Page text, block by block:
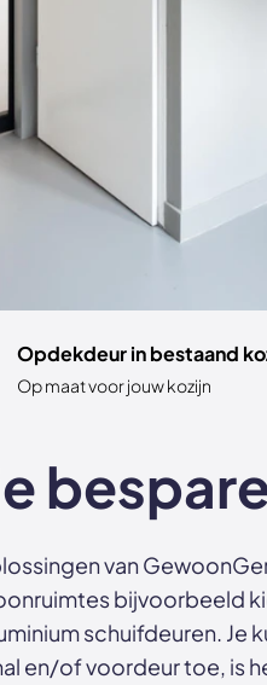
Opdekdeur in bestaand
Op maat voor jouw kozijn
van
bijvoorbeeld
schuifdeuren. Je
en/of voordeur toe, is